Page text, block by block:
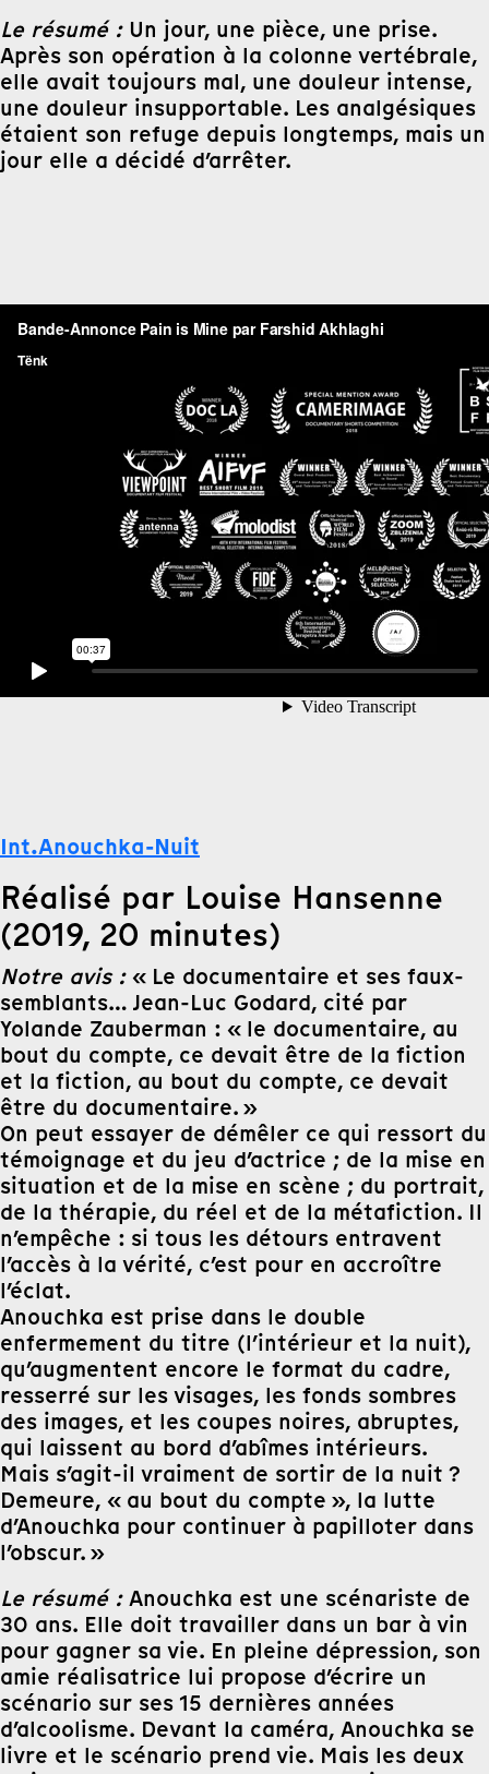
Le résumé :Un jour, une pièce, une prise.
Après son opération à la colonne vertébrale,
elle avait toujours mal, une douleur intense,
une douleur insupportable. Les analgésiques
étaient son refuge depuis longtemps, mais un
jour elle a décidé d’arrêter.
Int.Anouchka-Nuit
Réalisé par Louise Hansenne
(2019, 20 minutes)
Notre avis :« Le documentaire et ses faux-
semblants… Jean-Luc Godard, cité par
Yolande Zauberman : « le documentaire, au
bout du compte, ce devait être de la fiction
et la fiction, au bout du compte, ce devait
être du documentaire. »
On peut essayer de démêler ce qui ressort du
témoignage et du jeu d’actrice ; de la mise en
situation et de la mise en scène ; du portrait,
de la thérapie, du réel et de la métafiction. Il
n’empêche : si tous les détours entravent
l’accès à la vérité, c’est pour en accroître
l’éclat.
Anouchka est prise dans le double
enfermement du titre (l’intérieur et la nuit),
qu’augmentent encore le format du cadre,
resserré sur les visages, les fonds sombres
des images, et les coupes noires, abruptes,
qui laissent au bord d’abîmes intérieurs.
Mais s’agit-il vraiment de sortir de la nuit ?
Demeure, « au bout du compte », la lutte
d’Anouchka pour continuer à papilloter dans
l’obscur. »
Le résumé :Anouchka est une scénariste de
30 ans. Elle doit travailler dans un bar à vin
pour gagner sa vie. En pleine dépression, son
amie réalisatrice lui propose d’écrire un
scénario sur ses 15 dernières années
d’alcoolisme. Devant la caméra, Anouchka se
livre et le scénario prend vie. Mais les deux